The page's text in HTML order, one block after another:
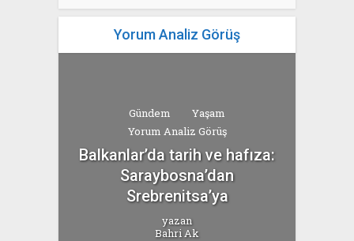
Yorum Analiz Görüş
Gündem
Yaşam
Yorum Analiz Görüş
Balkanlar’da tarih ve hafıza:
Saraybosna’dan
Srebrenitsa’ya
yazan
Bahri Ak